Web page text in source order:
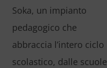
Soka, un impianto
pedagogico che
abbraccia l’intero ciclo
scolastico, dalle scuole